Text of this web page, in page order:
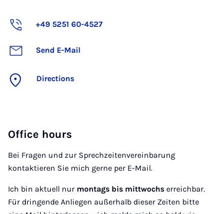
+49 5251 60-4527
Send E-Mail
Directions
Office hours
Bei Fragen und zur Sprechzeitenvereinbarung
kontaktieren Sie mich gerne per E-Mail.
Ich bin aktuell nur montags bis mittwochs erreichbar.
Für dringende Anliegen außerhalb dieser Zeiten bitte